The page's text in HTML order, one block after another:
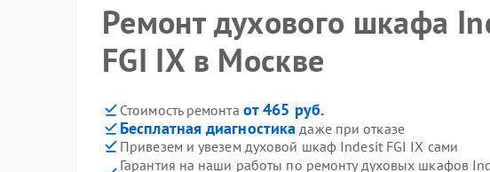
Ремонт духового шкафа
FGI IX в Москве
Стоимость ремонта от 465 руб.
Бесплатная диагностика даже при отказе
Привезем и увезем духовой шкаф Indesit FGI IX сами
Гарантия на наши работы по ремонту духовых шкафов